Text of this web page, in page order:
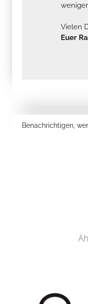
Vielen
Euer
Benachrichtigen,